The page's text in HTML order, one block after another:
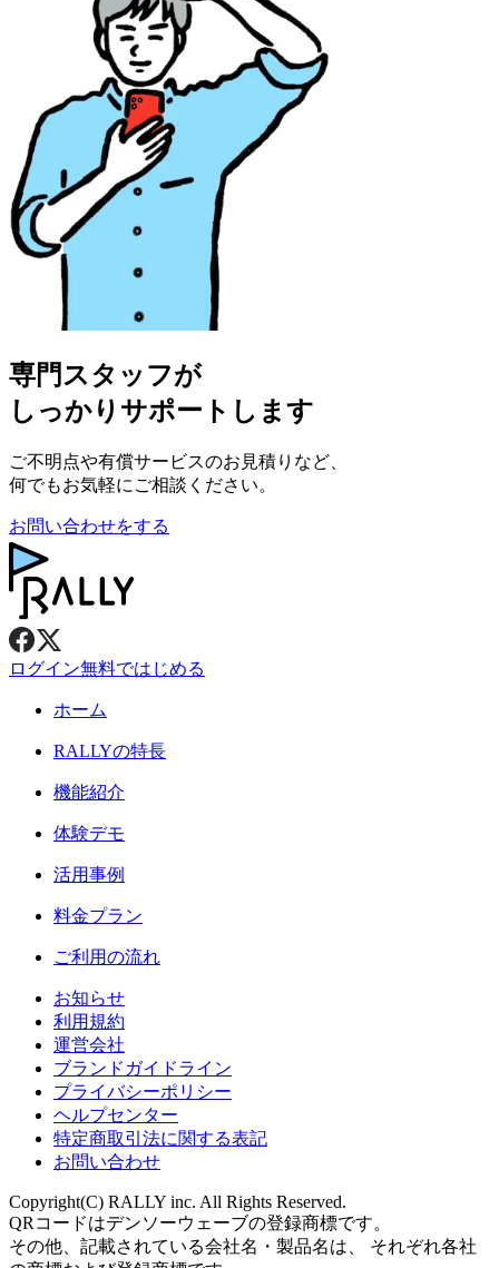
専門スタッフが
しっかりサポートします
ご不明点や有償サービスのお見積りなど、
何でもお気軽にご相談ください。
お問い合わせをする
ログイン無料ではじめる
ホーム
RALLYの特長
機能紹介
体験デモ
活用事例
料金プラン
ご利用の流れ
お知らせ
利用規約
運営会社
ブランドガイドライン
プライバシーポリシー
ヘルプセンター
特定商取引法に関する表記
お問い合わせ
Copyright(C) RALLY inc. All Rights Reserved.
QRコードはデンソーウェーブの登録商標です。
その他、記載されている会社名・製品名は、 それぞれ各社